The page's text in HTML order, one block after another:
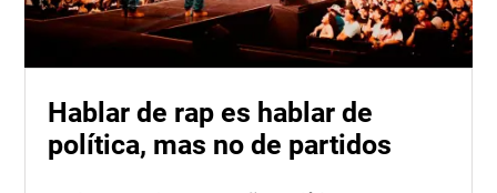
Hablar de rap es hablar de
política, mas no de partidos